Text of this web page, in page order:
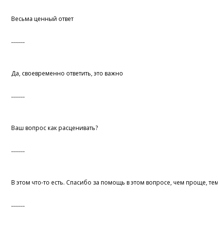
Весьма ценный ответ
-------
Да, своевременно ответить, это важно
-------
Ваш вопрос как расценивать?
-------
В этом что-то есть. Спасибо за помощь в этом вопросе, чем проще,
-------